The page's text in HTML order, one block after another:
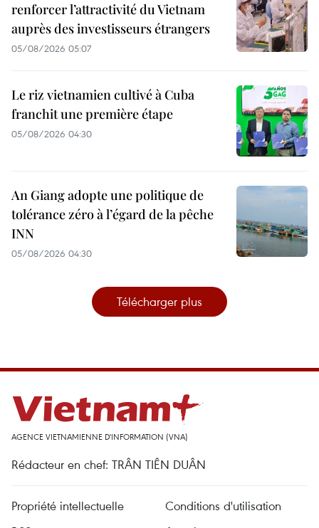
renforcer l’attractivité du Vietnam
auprès des investisseurs étrangers
05/08/2026 05:07
Le riz vietnamien cultivé à Cuba
franchit une première étape
05/08/2026 04:30
An Giang adopte une politique de
tolérance zéro à l’égard de la pêche
INN
05/08/2026 04:30
Télécharger plus
AGENCE VIETNAMIENNE D'INFORMATION (VNA)
Rédacteur en chef: TRÂN TIÊN DUÂN
Propriété intellectuelle
Conditions d'utilisation